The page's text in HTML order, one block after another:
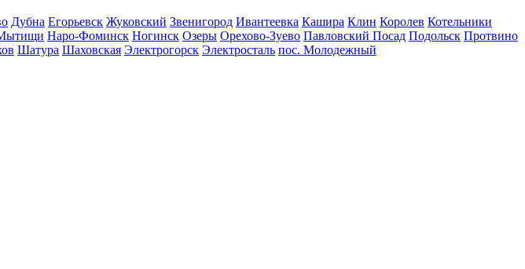
Дубна Егорьевск Жуковский Звенигород Ивантеевка Кашира Клин Королев Котельники
Наро-Фоминск Ногинск Озеры Орехово-Зуево Павловский Посад Подольск Протвино
Шатура Шаховская Электрогорск Электросталь пос. Молодежный